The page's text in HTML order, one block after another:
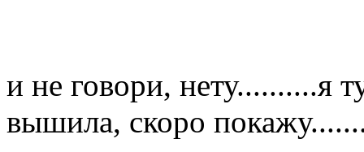
и не говори, нету..........я
вышила, скоро